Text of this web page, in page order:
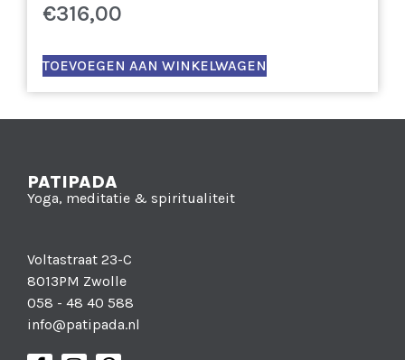
€316,00
TOEVOEGEN AAN WINKELWAGEN
PATIPADA
Yoga, meditatie & spiritualiteit
Voltastraat 23-C
8013PM Zwolle
058 - 48 40 588
info@patipada.nl